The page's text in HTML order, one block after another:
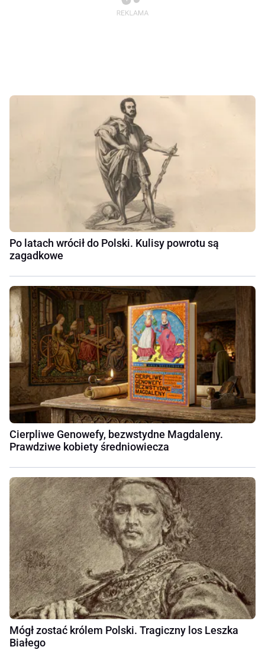
Po latach wrócił do Polski. Kulisy powrotu są
zagadkowe
Cierpliwe Genowefy, bezwstydne Magdaleny.
Prawdziwe kobiety średniowiecza
Mógł zostać królem Polski. Tragiczny los Leszka
Białego